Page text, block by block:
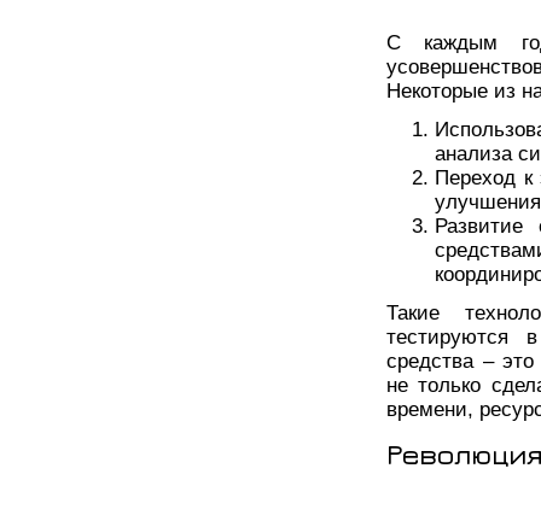
С каждым
Некоторые из
анализа
Переход к
Такие
тестируются
средства –
не только
времени,